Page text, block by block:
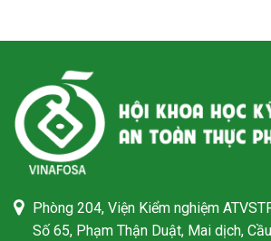
Phòng 204, Viện Kiểm nghiệm
Số 65, Phạm Thận Duật, Mai dịch,